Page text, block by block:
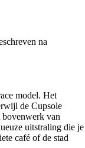
na
model. Het
de Cupsole
van
uitstraling die je
café of de stad